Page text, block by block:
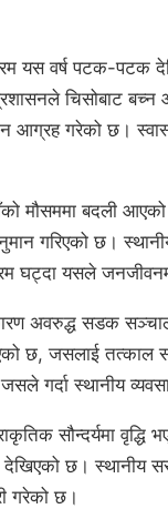
क्रम यस वर्ष पटक-
चिसोबाट बच्न
आग्रह गरेको छ।
मौसममा बदली
गरिएको छ।
घट्दा यसले जनजीवनमा
अवरुद्ध सडक
छ, जसलाई तत्काल
गर्दा स्थानीय
प्राकृतिक सौन्दर्यमा
छ। स्थानीय
गरेको छ।